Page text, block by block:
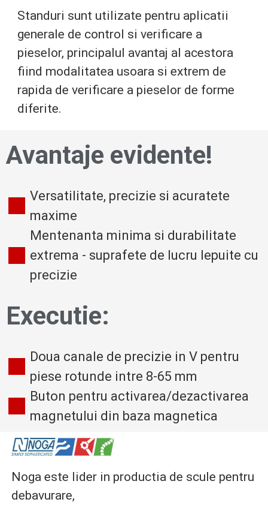
Standuri sunt utilizate pentru aplicatii
generale de control si verificare a
pieselor, principalul avantaj al acestora
fiind modalitatea usoara si extrem de
rapida de verificare a pieselor de forme
diferite.
Avantaje evidente!
Versatilitate, precizie si acuratete
maxime
Mentenanta minima si durabilitate
extrema - suprafete de lucru lepuite cu
precizie
Executie:
Doua canale de precizie in V pentru
piese rotunde intre 8-65 mm
Buton pentru activarea/dezactivarea
magnetului din baza magnetica
Noga este lider in productia de scule pentru
debavurare,